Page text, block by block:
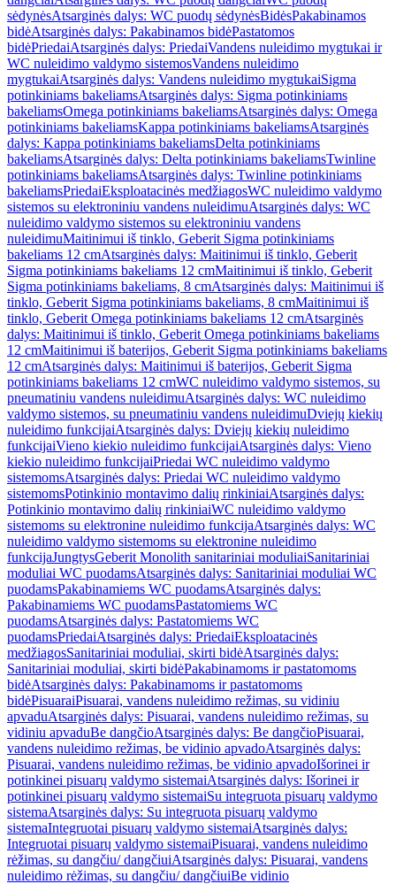
sėdynėsAtsarginės dalys: WC puodų sėdynėsBidėsPakabinamos
bidėAtsarginės dalys: Pakabinamos bidėPastatomos
bidėPriedaiAtsarginės dalys: PriedaiVandens nuleidimo mygtukai ir
WC nuleidimo valdymo sistemosVandens nuleidimo
mygtukaiAtsarginės dalys: Vandens nuleidimo mygtukaiSigma
potinkiniams bakeliamsAtsarginės dalys: Sigma potinkiniams
bakeliamsOmega potinkiniams bakeliamsAtsarginės dalys: Omega
potinkiniams bakeliamsKappa potinkiniams bakeliamsAtsarginės
dalys: Kappa potinkiniams bakeliamsDelta potinkiniams
bakeliamsAtsarginės dalys: Delta potinkiniams bakeliamsTwinline
potinkiniams bakeliamsAtsarginės dalys: Twinline potinkiniams
bakeliamsPriedaiEksploatacinės medžiagosWC nuleidimo valdymo
sistemos su elektroniniu vandens nuleidimuAtsarginės dalys: WC
nuleidimo valdymo sistemos su elektroniniu vandens
nuleidimuMaitinimui iš tinklo, Geberit Sigma potinkiniams
bakeliams 12 cmAtsarginės dalys: Maitinimui iš tinklo, Geberit
Sigma potinkiniams bakeliams 12 cmMaitinimui iš tinklo, Geberit
Sigma potinkiniams bakeliams, 8 cmAtsarginės dalys: Maitinimui iš
tinklo, Geberit Sigma potinkiniams bakeliams, 8 cmMaitinimui iš
tinklo, Geberit Omega potinkiniams bakeliams 12 cmAtsarginės
dalys: Maitinimui iš tinklo, Geberit Omega potinkiniams bakeliams
12 cmMaitinimui iš baterijos, Geberit Sigma potinkiniams bakeliams
12 cmAtsarginės dalys: Maitinimui iš baterijos, Geberit Sigma
potinkiniams bakeliams 12 cmWC nuleidimo valdymo sistemos, su
pneumatiniu vandens nuleidimuAtsarginės dalys: WC nuleidimo
valdymo sistemos, su pneumatiniu vandens nuleidimuDviejų kiekių
nuleidimo funkcijaiAtsarginės dalys: Dviejų kiekių nuleidimo
funkcijaiVieno kiekio nuleidimo funkcijaiAtsarginės dalys: Vieno
kiekio nuleidimo funkcijaiPriedai WC nuleidimo valdymo
sistemomsAtsarginės dalys: Priedai WC nuleidimo valdymo
sistemomsPotinkinio montavimo dalių rinkiniaiAtsarginės dalys:
Potinkinio montavimo dalių rinkiniaiWC nuleidimo valdymo
sistemoms su elektronine nuleidimo funkcijaAtsarginės dalys: WC
nuleidimo valdymo sistemoms su elektronine nuleidimo
funkcijaJungtysGeberit Monolith sanitariniai moduliaiSanitariniai
moduliai WC puodamsAtsarginės dalys: Sanitariniai moduliai WC
puodamsPakabinamiems WC puodamsAtsarginės dalys:
Pakabinamiems WC puodamsPastatomiems WC
puodamsAtsarginės dalys: Pastatomiems WC
puodamsPriedaiAtsarginės dalys: PriedaiEksploatacinės
medžiagosSanitariniai moduliai, skirti bidėAtsarginės dalys:
Sanitariniai moduliai, skirti bidėPakabinamoms ir pastatomoms
bidėAtsarginės dalys: Pakabinamoms ir pastatomoms
bidėPisuaraiPisuarai, vandens nuleidimo režimas, su vidiniu
apvaduAtsarginės dalys: Pisuarai, vandens nuleidimo režimas, su
vidiniu apvaduBe dangčioAtsarginės dalys: Be dangčioPisuarai,
vandens nuleidimo režimas, be vidinio apvadoAtsarginės dalys:
Pisuarai, vandens nuleidimo režimas, be vidinio apvadoIšorinei ir
potinkinei pisuarų valdymo sistemaiAtsarginės dalys: Išorinei ir
potinkinei pisuarų valdymo sistemaiSu integruota pisuarų valdymo
sistemaAtsarginės dalys: Su integruota pisuarų valdymo
sistemaIntegruotai pisuarų valdymo sistemaiAtsarginės dalys:
Integruotai pisuarų valdymo sistemaiPisuarai, vandens nuleidimo
rėžimas, su dangčiu/ dangčiuiAtsarginės dalys: Pisuarai, vandens
nuleidimo rėžimas, su dangčiu/ dangčiuiBe vidinio